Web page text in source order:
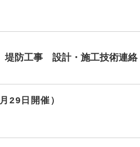
堤防工事 設計・施工技術連絡
29日開催）